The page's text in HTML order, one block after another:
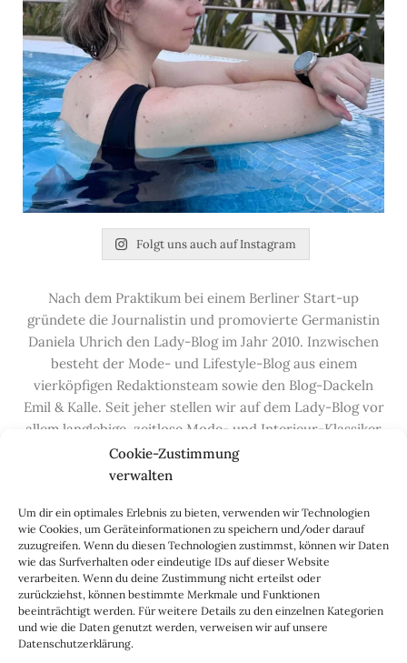
Cookie-Zustimmung
verwalten
Um dir ein optimales Erlebnis zu bieten, verwenden wir Technologien
wie Cookies, um Geräteinformationen zu speichern und/oder darauf
zuzugreifen. Wenn du diesen Technologien zustimmst, können wir Daten
wie das Surfverhalten oder eindeutige IDs auf dieser Website
verarbeiten. Wenn du deine Zustimmung nicht erteilst oder
zurückziehst, können bestimmte Merkmale und Funktionen
beeinträchtigt werden. Für weitere Details zu den einzelnen Kategorien
und wie die Daten genutzt werden, verweisen wir auf unsere
Datenschutzerklärung.
Folgt uns auch auf Instagram
Nach dem Praktikum bei einem Berliner Start-up
gründete die Journalistin und promovierte Germanistin
Daniela Uhrich den Lady-Blog im Jahr 2010. Inzwischen
besteht der Mode- und Lifestyle-Blog aus einem
vierköpfigen Redaktionsteam sowie den Blog-Dackeln
Emil & Kalle. Seit jeher stellen wir auf dem Lady-Blog vor
allem langlebige, zeitlose Mode- und Interieur-Klassiker
vor, die hochwertig verarbeitet und unter guten
Bedingungen hergestellt wurden – gerne „Made in
Handwerksberufe und kleine feine Firmen, denen wir
hier auf dem Blog eine Präsentationsfläche bieten, sowie
alle Dinge, die das Leben ein bisschen schöner machen.
Darüber hinaus legen wir großen Wert auf den
Austausch mit Euch, den Leserinnen – über die
Kommentarfunktion, dieLady-Frage, dieLove-List
auch überInstagram